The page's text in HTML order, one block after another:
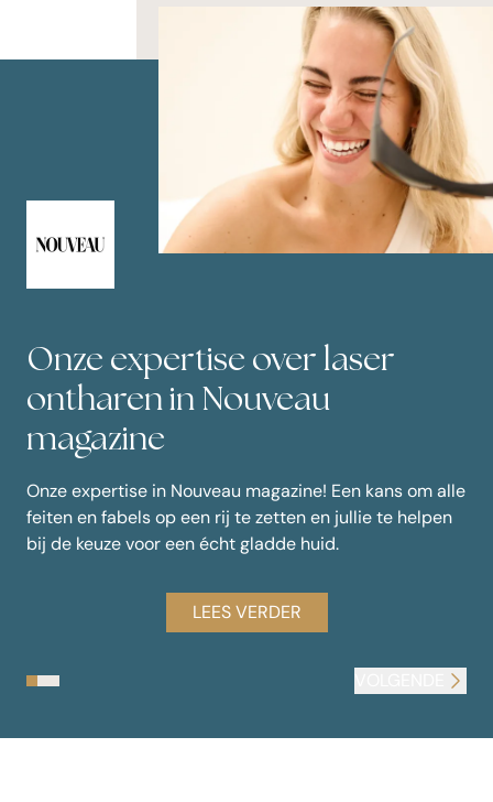
Onze expertise over laser
ontharen in Nouveau
magazine
Onze expertise in Nouveau magazine! Een kans om alle
feiten en fabels op een rij te zetten en jullie te helpen
bij de keuze voor een écht gladde huid.
LEES VERDER
Laser ontharen Nouveau magazine
Bikinilijn laseren winactie SLAM
Cosmetique Totale in &C Magazine 2025